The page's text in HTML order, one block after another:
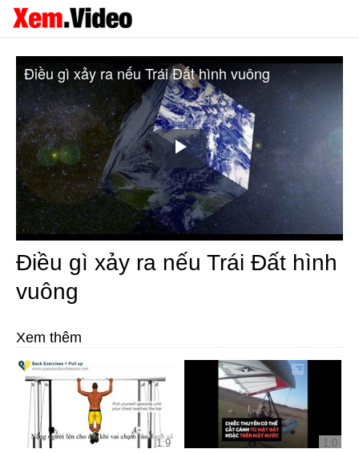
Play
Video
Điều gì xảy ra nếu Trái Đất hình vuông
Điều gì xảy ra nếu Trái Đất hình
vuông
Xem thêm
1:9 1:0